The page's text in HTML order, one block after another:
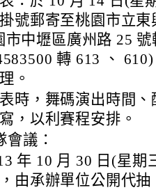
號郵寄至桃園市立
市中壢區廣州路 25
轉 613 、
。
時，舞碼演出時間
，以利賽程安排。
會議：
年 10 月 30 日(星期
由承辦單位公開代